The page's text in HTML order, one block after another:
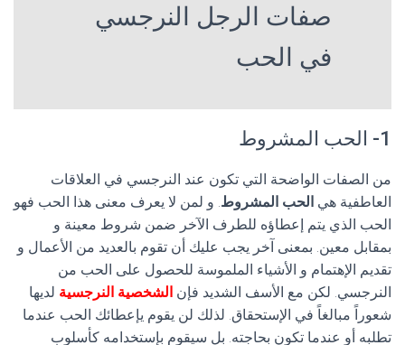
صفات الرجل النرجسي
في الحب
1- الحب المشروط
من الصفات الواضحة التي تكون عند النرجسي في العلاقات
العاطفية هي الحب المشروط . و لمن لا يعرف معنى هذا الحب فهو
الحب الذي يتم إعطاؤه للطرف الآخر ضمن شروط معينة و
بمقابل معين. بمعنى آخر يجب عليك أن تقوم بالعديد من الأعمال و
تقديم الإهتمام و الأشياء الملموسة للحصول على الحب من
النرجسي. لكن مع الأسف الشديد فإن الشخصية النرجسية لديها
شعوراً مبالغاً في الإستحقاق. لذلك لن يقوم يإعطائك الحب عندما
تطلبه أو عندما تكون بحاجته. بل سيقوم بإستخدامه كأسلوب